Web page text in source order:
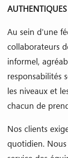
Au sein d'une
collaborateurs
informel,
responsabilités
les niveaux et
chacun de
Nos clients
quotidien.